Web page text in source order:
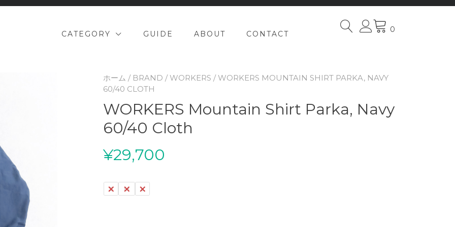
CATEGORY GUIDE ABOUT CONTACT 0
ホーム / BRAND /WORKERS / WORKERS MOUNTAIN SHIRT PARKA, NAVY
60/40 CLOTH
WORKERS Mountain Shirt Parka, Navy
60/40 Cloth
¥29,700
S M L